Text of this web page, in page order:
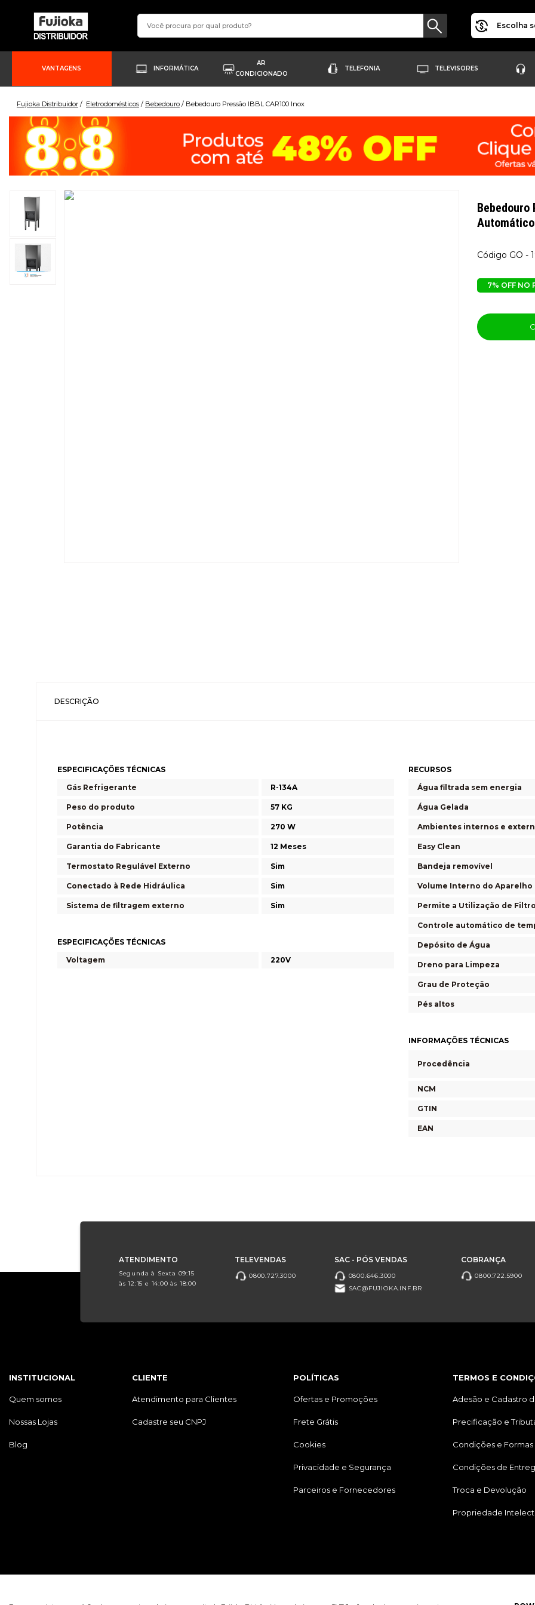
Escolha
VANTAGENS INFORMÁTICA
AR
CONDICIONADO
TELEFONIA TELEVISORES
Fujioka Distribuidor Eletrodomésticos Bebedouro Bebedouro Pressão IBBL CAR100 Inox
Bebedouro
GO -
7% OFF NO
DESCRIÇÃO
ESPECIFICAÇÕES TÉCNICAS
Gás Refrigerante
R-134A
Peso do produto 57 KG
Potência 270 W
Garantia do Fabricante 12 Meses
Termostato Regulável Externo Sim
Conectado à Rede Hidráulica Sim
Sistema de filtragem externo Sim
ESPECIFICAÇÕES TÉCNICAS
Voltagem
220V
RECURSOS
Água filtrada sem energia
Água Gelada
Ambientes internos e
Easy Clean
Bandeja removível
Volume Interno do Aparelho
Permite a Utilização de
Controle automático de
Depósito de Água
Dreno para Limpeza
Grau de Proteção
Pés altos
INFORMAÇÕES TÉCNICAS
Procedência
NCM
GTIN
EAN
ATENDIMENTO
Segunda à Sexta 09:15
às 12:15 e 14:00 às 18:00
TELEVENDAS
0800.727.3000
SAC - PÓS VENDAS
0800.646.3000
SAC@FUJIOKA.INF.BR
COBRANÇA
0800.722.5900
INSTITUCIONAL
Quem somos
Nossas Lojas
Blog
CLIENTE
Atendimento para Clientes
Cadastre seu CNPJ
POLÍTICAS
Ofertas e Promoções
Frete Grátis
Cookies
Privacidade e Segurança
Parceiros e Fornecedores
TERMOS E
Adesão e Cadastro
Precificação e
Condições e
Condições de
Troca e Devolução
Propriedade